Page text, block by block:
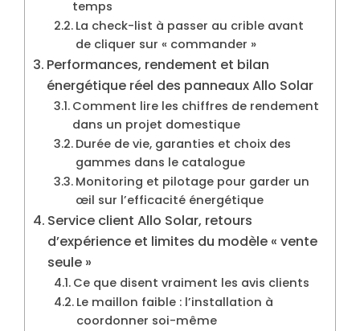
temps
La check-list à passer au crible avant
de cliquer sur « commander »
Performances, rendement et bilan
énergétique réel des panneaux Allo Solar
Comment lire les chiffres de rendement
dans un projet domestique
Durée de vie, garanties et choix des
gammes dans le catalogue
Monitoring et pilotage pour garder un
œil sur l’efficacité énergétique
Service client Allo Solar, retours
d’expérience et limites du modèle « vente
seule »
Ce que disent vraiment les avis clients
Le maillon faible : l’installation à
coordonner soi-même